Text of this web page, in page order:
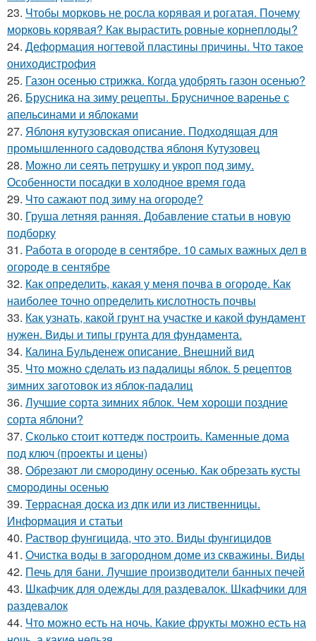
23. Чтобы морковь не росла корявая и рогатая. Почему
морковь корявая? Как вырастить ровные корнеплоды?
24. Деформация ногтевой пластины причины. Что такое
ониходистрофия
25. Газон осенью стрижка. Когда удобрять газон осенью?
26. Брусника на зиму рецепты. Брусничное варенье с
апельсинами и яблоками
27. Яблоня кутузовская описание. Подходящая для
промышленного садоводства яблоня Кутузовец
28. Можно ли сеять петрушку и укроп под зиму.
Особенности посадки в холодное время года
29. Что сажают под зиму на огороде?
30. Груша летняя ранняя. Добавление статьи в новую
подборку
31. Работа в огороде в сентябре. 10 самых важных дел в
огороде в сентябре
32. Как определить, какая у меня почва в огороде. Как
наиболее точно определить кислотность почвы
33. Как узнать, какой грунт на участке и какой фундамент
нужен. Виды и типы грунта для фундамента.
34. Калина Бульденеж описание. Внешний вид
35. Что можно сделать из падалицы яблок. 5 рецептов
зимних заготовок из яблок-падалиц
36. Лучшие сорта зимних яблок. Чем хороши поздние
сорта яблони?
37. Сколько стоит коттедж построить. Каменные дома
под ключ (проекты и цены)
38. Обрезают ли смородину осенью. Как обрезать кусты
смородины осенью
39. Террасная доска из дпк или из лиственницы.
Информация и статьи
40. Раствор фунгицида, что это. Виды фунгицидов
41. Очистка воды в загородном доме из скважины. Виды
42. Печь для бани. Лучшие производители банных печей
43. Шкафчик для одежды для раздевалок. Шкафчики для
раздевалок
44. Что можно есть на ночь. Какие фрукты можно есть на